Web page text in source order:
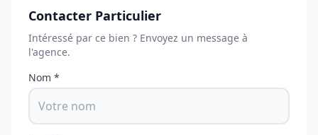
Contacter Particulier
Intéressé par ce bien ? Envoyez un message à
l'agence.
Nom *